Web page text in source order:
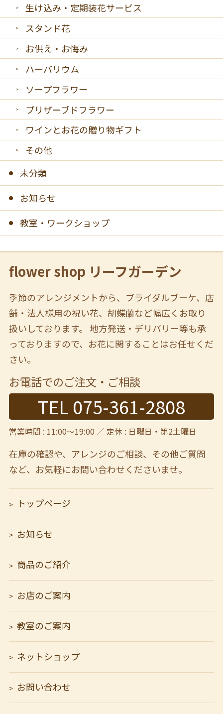
生け込み・定期装花サービス
スタンド花
お供え・お悔み
ハーバリウム
ソープフラワー
プリザーブドフラワー
ワインとお花の贈り物ギフト
その他
未分類
お知らせ
教室・ワークショップ
flower shop リーフガーデン
季節のアレンジメントから、ブライダルブーケ、店
舗・法人様用の祝い花、胡蝶蘭など幅広くお取り
扱いしております。 地方発送・デリバリー等も承
っておりますので、お花に関することはお任せくだ
さい。
お電話でのご注文・ご相談
TEL 075-361-2808
営業時間 : 11:00～19:00 ／ 定休 : 日曜日・第2土曜日
在庫の確認や、アレンジのご相談、その他ご質問
など、 お気軽にお問い合わせくださいませ。
トップページ
お知らせ
商品のご紹介
お店のご案内
教室のご案内
ネットショップ
お問い合わせ